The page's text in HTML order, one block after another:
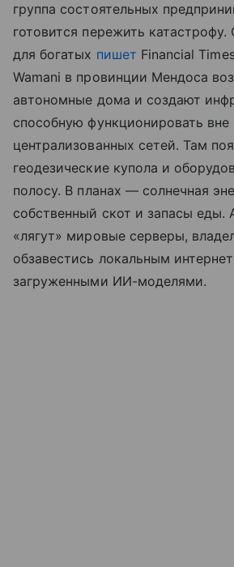
группа состоятельных
готовится пережить
для богатых пишет Financial
Wamani в провинции Мендоса
автономные дома и создают
способную функционировать вне
централизованных сетей. Там
геодезические купола и
полосу. В планах — солнечная
собственный скот и запасы
«лягут» мировые серверы,
обзавестись локальным
загруженными ИИ-моделями.